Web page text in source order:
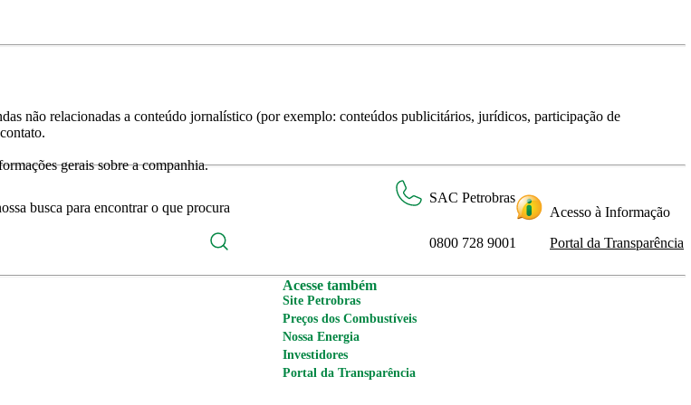
não relacionadas a conteúdo jornalístico (por exemplo: conteúdos publicitários, jurídicos, participação de
gerais sobre a companhia.
busca para encontrar o que procura
SAC Petrobras
0800 728 9001
Acesso à Informação
Portal da Transparência
Acesse também
Site Petrobras
Preços dos Combustíveis
Nossa Energia
Investidores
Portal da Transparência